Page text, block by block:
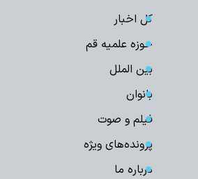
کل اخبار
حوزه علمیه قم
بین الملل
بانوان
فیلم و صوت
پرونده‌های ویژه
درباره ما